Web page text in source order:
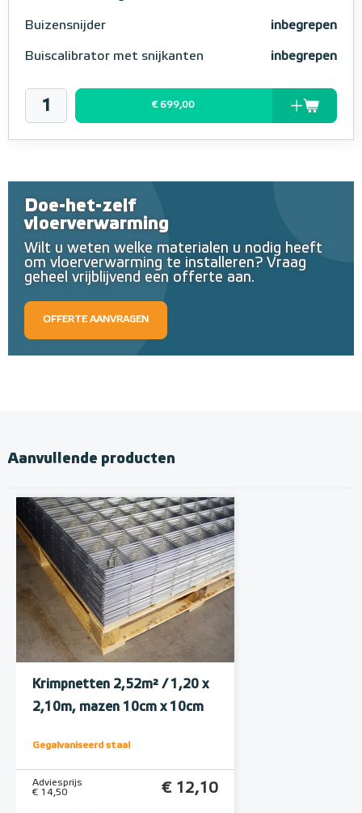
Buizensnijder inbegrepen
Buiscalibrator met snijkanten inbegrepen
€ 699,00
Doe-het-zelf
vloerverwarming
Wilt u weten welke materialen u nodig heeft
om vloerverwarming te installeren? Vraag
geheel vrijblijvend een offerte aan.
OFFERTE AANVRAGEN
Aanvullende producten
Krimpnetten 2,52m² / 1,20 x
2,10m, mazen 10cm x 10cm
Gegalvaniseerd staal
Adviesprijs
€ 14,50
€ 12,10